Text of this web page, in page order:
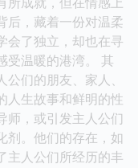
后，藏着一份对温柔
会了独立，却也在寻
受温暖的港湾。 其
们的朋友、家人、
人生故事和鲜明的性
师，或引发主人公们
剂。他们的存在，如
主人公们所经历的丰